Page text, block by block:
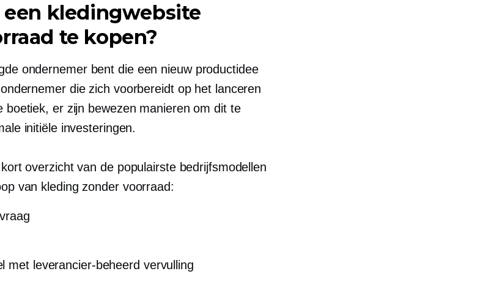
een kledingwebsite
te kopen?
ondernemer bent die een nieuw productidee
die zich voorbereidt op het lanceren
boetiek, er zijn bewezen manieren om dit te
initiële investeringen.
overzicht van de populairste bedrijfsmodellen
van kleding zonder voorraad:
met leverancier-beheerd vervulling